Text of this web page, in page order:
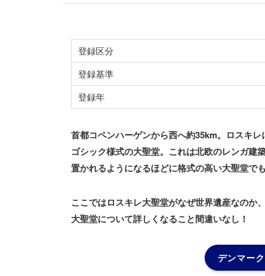
登録区分
登録基準
登録年
首都コペンハーゲンから西へ約35km。ロスキ
ゴシック様式の大聖堂。これは北欧のレンガ建
置かれるようになるほどに格式の高い大聖堂で
ここではロスキレ大聖堂がなぜ世界遺産なのか
大聖堂について詳しくなること間違いなし！
デンマー